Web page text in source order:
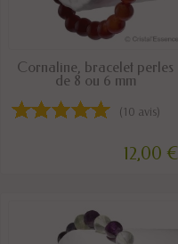
DISPONIBLE
Cornaline, bracelet perles
de 8 ou 6 mm
(10 avis)
12,00 €